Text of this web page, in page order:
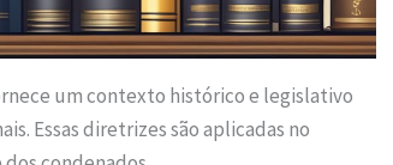
um contexto histórico e legislativo
Essas diretrizes são aplicadas no